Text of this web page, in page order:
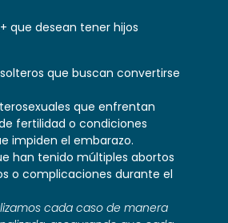
que desean tener hijos
solteros que buscan convertirse
que enfrentan
fertilidad o condiciones
impiden el embarazo.
han tenido múltiples abortos
o complicaciones durante el
cada caso de manera